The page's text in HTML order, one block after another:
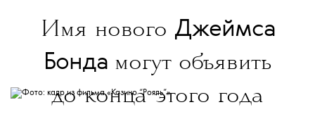
Имя нового Джеймса
Бонда могут объявить
до конца этого года